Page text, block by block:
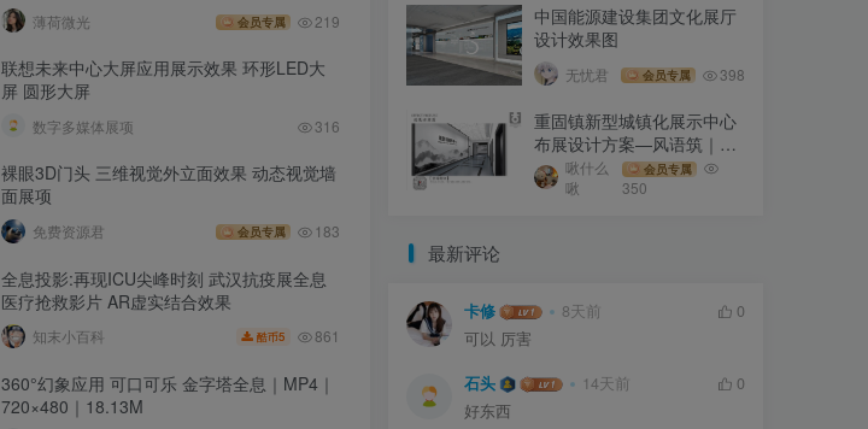
薄荷微光 会员专属 219
联想未来中心大屏应用展示效果 环形LED大
屏 圆形大屏
数字多媒体展项 316
裸眼3D门头 三维视觉外立面效果 动态视觉墙
面展项
免费资源君 会员专属 183
全息投影:再现ICU尖峰时刻 武汉抗疫展全息
医疗抢救影片 AR虚实结合效果
知末小百科 酷币5 861
360°幻象应用 可口可乐 金字塔全息｜MP4｜
720×480｜18.13M
中国能源建设集团文化展厅
设计效果图
无忧君 会员专属 398
重固镇新型城镇化展示中心
布展设计方案—风语筑｜63
页｜PDF｜219.9M
啾什么
啾
会员专属
350
最新评论
卡修 8天前
0
可以 厉害
石头 14天前
0
好东西